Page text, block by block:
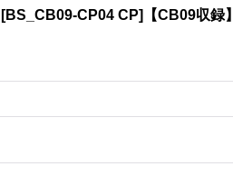
CP04 CP]【CB09収録】